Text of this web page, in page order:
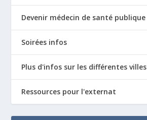
Devenir médecin de santé publique
Soirées infos
Plus d'infos sur les différentes villes
Ressources pour l'externat